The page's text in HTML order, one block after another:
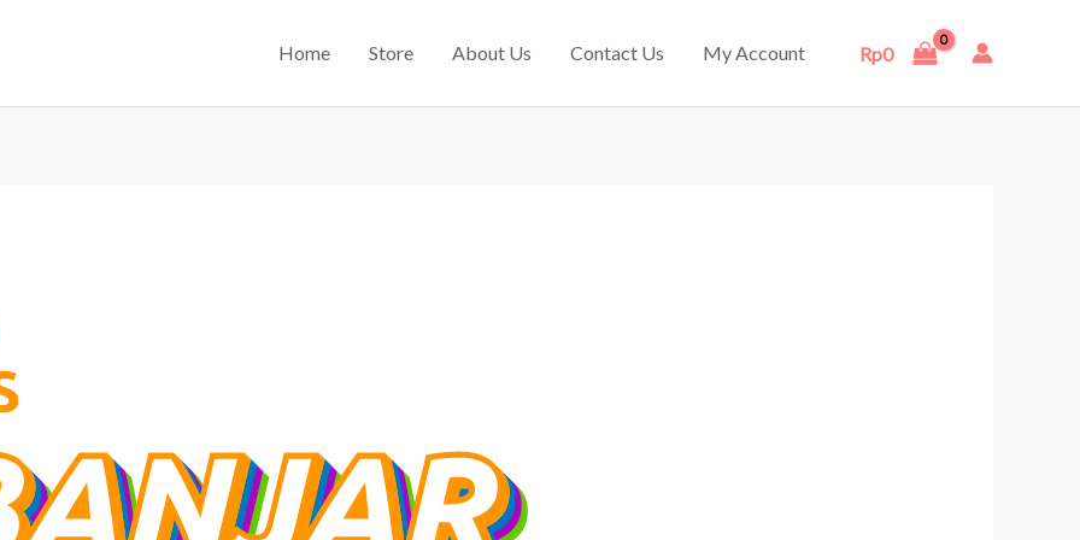
Home Store About Us Contact Us My Account Rp0